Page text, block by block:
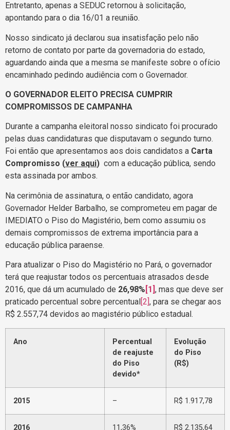
Entretanto, apenas a SEDUC retornou à solicitação,
apontando para o dia 16/01 a reunião.
Nosso sindicato já declarou sua insatisfação pelo não
retorno de contato por parte da governadoria do estado,
aguardando ainda que a mesma se manifeste sobre o ofício
encaminhado pedindo audiência com o Governador.
O GOVERNADOR ELEITO PRECISA CUMPRIR
COMPROMISSOS DE CAMPANHA
Durante a campanha eleitoral nosso sindicato foi procurado
pelas duas candidaturas que disputavam o segundo turno.
Foi então que apresentamos aos dois candidatos a Carta
Compromisso (ver aqui) com a educação pública, sendo
esta assinada por ambos.
Na cerimônia de assinatura, o então candidato, agora
Governador Helder Barbalho, se comprometeu em pagar de
IMEDIATO o Piso do Magistério, bem como assumiu os
demais compromissos de extrema importância para a
educação pública paraense.
Para atualizar o Piso do Magistério no Pará, o governador
terá que reajustar todos os percentuais atrasados desde
2016, que dá um acumulado de 26,98% [1] , mas que deve ser
praticado percentual sobre percentual [2] , para se chegar aos
R$ 2.557,74 devidos ao magistério público estadual.
Ano
Percentual
de reajuste
do Piso
devido*
Evolução
do Piso
(R$)
2015 – R$ 1.917,78
2016 11,36% R$ 2.135,64